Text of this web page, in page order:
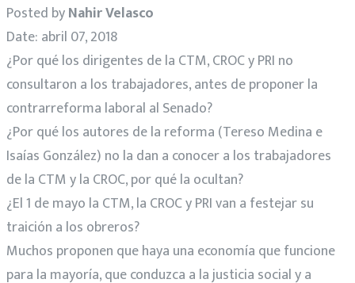
Posted byNahir Velasco
Date: abril 07, 2018
¿Por qué los dirigentes de la CTM, CROC y PRI no
consultaron a los trabajadores, antes de proponer la
contrarreforma laboral al Senado?
¿Por qué los autores de la reforma (Tereso Medina e
Isaías González) no la dan a conocer a los trabajadores
de la CTM y la CROC, por qué la ocultan?
¿El 1 de mayo la CTM, la CROC y PRI van a festejar su
traición a los obreros?
Muchos proponen que haya una economía que funcione
para la mayoría, que conduzca a la justicia social y a